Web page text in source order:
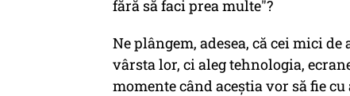
fără să faci prea multe"?
Ne plângem, adesea, că cei mici
vârsta lor, ci aleg tehnologia,
momente când aceştia vor să fie